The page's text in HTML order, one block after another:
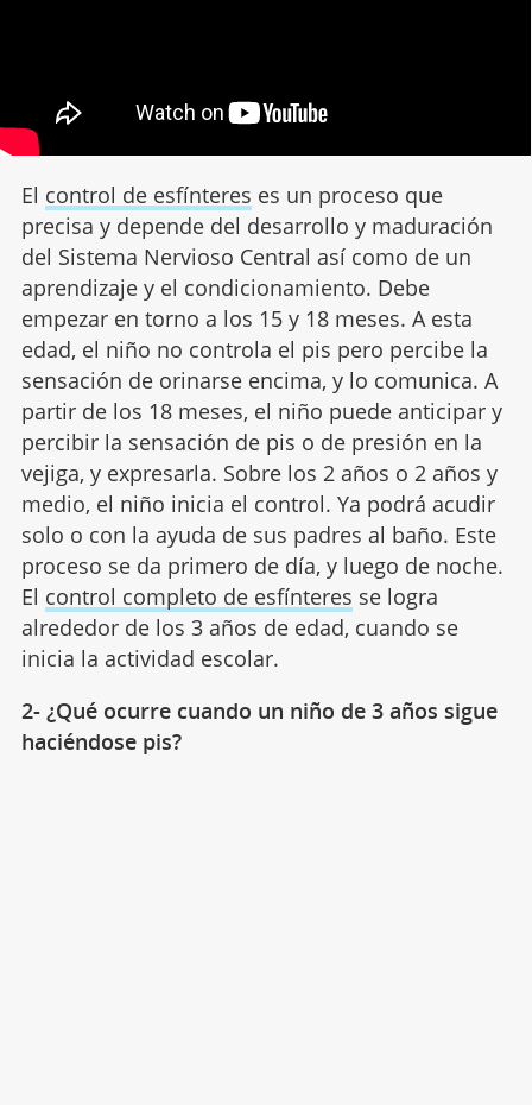
El control de esfínteres es un proceso que
precisa y depende del desarrollo y maduración
del Sistema Nervioso Central así como de un
aprendizaje y el condicionamiento. Debe
empezar en torno a los 15 y 18 meses. A esta
edad, el niño no controla el pis pero percibe la
sensación de orinarse encima, y lo comunica. A
partir de los 18 meses, el niño puede anticipar y
percibir la sensación de pis o de presión en la
vejiga, y expresarla. Sobre los 2 años o 2 años y
medio, el niño inicia el control. Ya podrá acudir
solo o con la ayuda de sus padres al baño. Este
proceso se da primero de día, y luego de noche.
El control completo de esfínteres se logra
alrededor de los 3 años de edad, cuando se
inicia la actividad escolar.
2- ¿Qué ocurre cuando un niño de 3 años sigue
haciéndose pis?